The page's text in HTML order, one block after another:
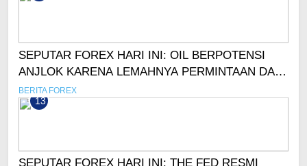
SEPUTAR FOREX HARI INI: OIL BERPOTENSI
ANJLOK KARENA LEMAHNYA PERMINTAAN DAN
KUATNYA DOLAR!
BERITA FOREX
13
SEPUTAR FOREX HARI INI: THE FED RESMI